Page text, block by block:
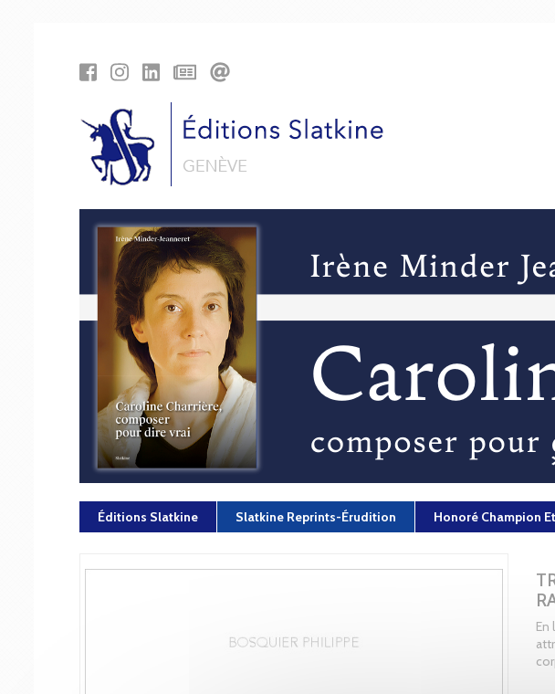
Éditions Slatkine Slatkine Reprints-Érudition Honoré Champion